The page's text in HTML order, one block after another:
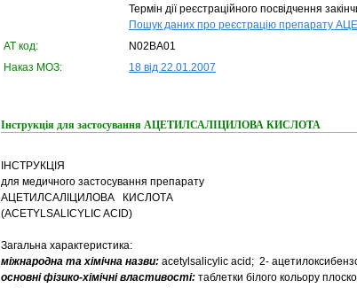
Термін дії реєстраційного посвідчення
Пошук даних про реєстрацію препарату
АТ код:
N02BA01
Наказ МОЗ:
18 від 22.01.2007
Інструкція для застосування АЦЕТИЛСАЛІЦИЛОВА КИСЛОТА
ІНСТРУКЦІЯ
для медичного застосування препарату
АЦЕТИЛСАЛІЦИЛОВА КИСЛОТА
(ACETYLSALICYLIC ACID)
Загальна характеристика:
міжнародна та хімічна назви: acetylsalicylic аcid; 2-
основні фізико-хімічні властивості: таблетки білого кольору